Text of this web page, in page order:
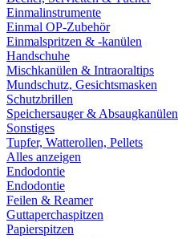
Einmalinstrumente
Einmal OP-Zubehör
Einmalspritzen & -kanülen
Handschuhe
Mischkanülen & Intraoraltips
Mundschutz, Gesichtsmasken
Schutzbrillen
Speichersauger & Absaugkanülen
Sonstiges
Tupfer, Watterollen, Pellets
Alles anzeigen
Endodontie
Endodontie
Feilen & Reamer
Guttaperchaspitzen
Papierspitzen